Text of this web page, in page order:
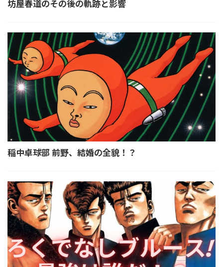
坊屋春道のその後の軌跡と影響
稲中卓球部 前野、結婚の全貌！？